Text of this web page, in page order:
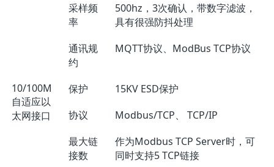
采样频
率
500hz，3次确认，带数字滤波，
具有很强防抖处理
10/100M
自适应以
太网接口
通讯规
约
MQTT协议、ModBus TCP协议
保护
15KV ESD保护
协议
Modbus/TCP、 TCP/IP
最大链
接数
作为Modbus TCP Server时，可
同时支持5 TCP链接